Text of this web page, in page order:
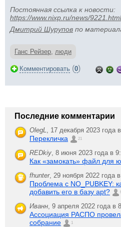
Постоянная ссылка к новости:
https://www.nixp.ru/news/9221.html
Дмитрий Шурупов по
Ганс Рейзер, люди
Комментировать (0)
Последние комментарии
OlegL, 17 декабря 2023 года
Перекличка 21
REDkiy, 8 июня 2023 года в
Как «замокать» файл для
fhunter, 29 ноября 2022 года
Проблема с NO_PUBKEY:
добавить его в базу apt?
Иванн, 9 апреля 2022 года в
Ассоциация РАСПО
собрание
1